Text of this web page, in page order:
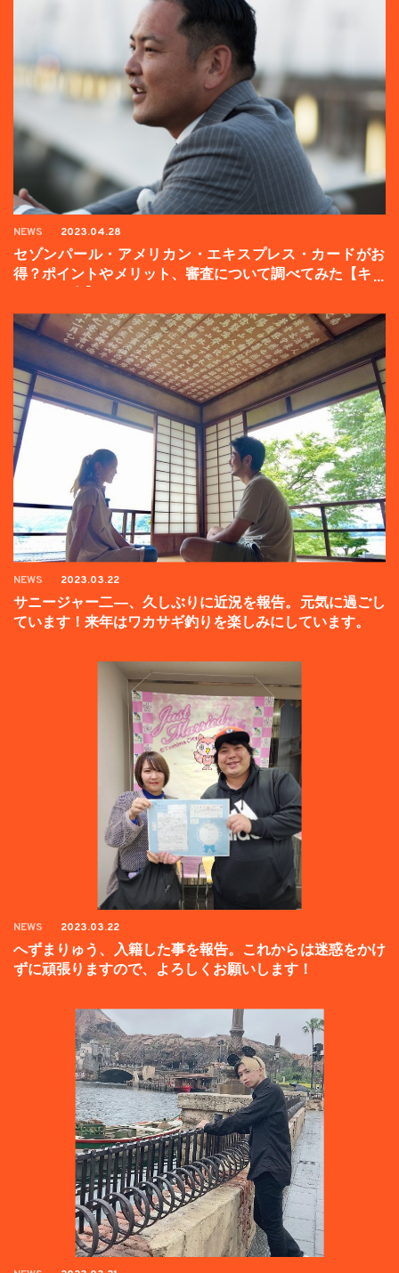
NEWS 2023.04.28
セゾンパール・アメリカン・エキスプレス・カードがお
得？ポイントやメリット、審査について調べてみた【キャ
NEWS 2023.03.22
サニージャー二―、久しぶりに近況を報告。元気に過ごし
ています！来年はワカサギ釣りを楽しみにしています。
NEWS 2023.03.22
へずまりゅう、入籍した事を報告。これからは迷惑をかけ
ずに頑張りますので、よろしくお願いします！